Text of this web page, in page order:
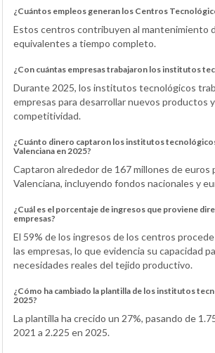
¿Cuántos empleos generan los Centros
Estos centros contribuyen al mantenimiento
equivalentes a tiempo completo.
¿Con cuántas empresas trabajaron los institutos
Durante 2025, los institutos tecnológicos
empresas para desarrollar nuevos productos
competitividad.
¿Cuánto dinero captaron los institutos
Valenciana en 2025?
Captaron alrededor de 167 millones de euros
Valenciana, incluyendo fondos nacionales y
¿Cuál es el porcentaje de ingresos que proviene
empresas?
El 59% de los ingresos de los centros
las empresas, lo que evidencia su capacidad
necesidades reales del tejido productivo.
¿Cómo ha cambiado la plantilla de los institutos
2025?
La plantilla ha crecido un 27%, pasando de
2021 a 2.225 en 2025.